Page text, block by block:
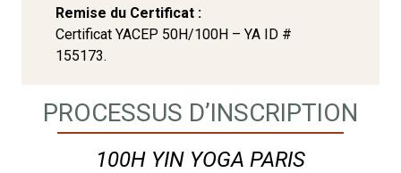
Remise du Certificat :
Certificat YACEP 50H/100H – YA ID #
155173.
PROCESSUS D’INSCRIPTION
100H YIN YOGA PARIS